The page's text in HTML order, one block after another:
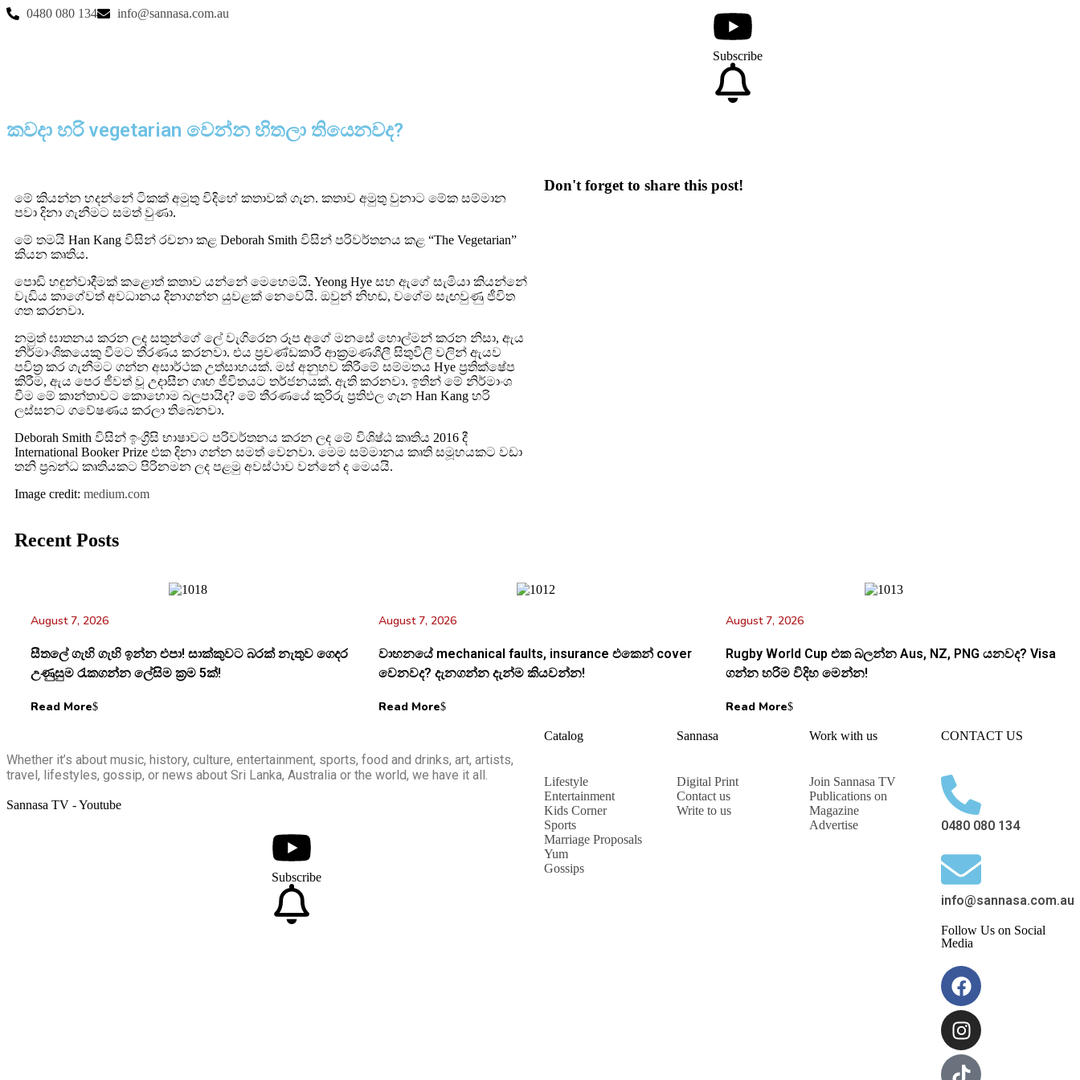
0480 080 134 info@sannasa.com.au
Subscribe
කවදා හරි vegetarian වෙන්න හිතලා තියෙනවද?
මේ කියන්න හදන්නේ ටිකක් අමුතු විදිහේ කතාවක් ගැන. කතාව අමුතු වුනාට මේක සම්මාන
පවා දිනා ගැනීමට සමත් වුණා.
මේ තමයි Han Kang විසින් රචනා කළ Deborah Smith විසින් පරිවර්තනය කළ “The Vegetarian”
කියන කෘතිය.
පොඩි හඳුන්වාදීමක් කළොත් කතාව යන්නේ මෙහෙමයි. Yeong Hye සහ ඇගේ සැමියා කියන්නේ
වැඩිය කාගේවත් අවධානය දිනාගන්න යුවළක් නෙවෙයි. ඔවුන් නිහඬ, වගේම සැඟවුණු ජීවිත
ගත කරනවා.
නමුත් ඝාතනය කරන ලද සතුන්ගේ ලේ වැගිරෙන රූප අගේ මනසේ හොල්මන් කරන නිසා, ඇය
නිර්මාංශිකයෙකු වීමට තීරණය කරනවා. එය ප්‍රචණ්ඩකාරී ආක්‍රමණශීලී සිතුවිලි වලින් ඇයව
පවිත්‍ර කර ගැනීමට ගන්න අසාර්ථක උත්සාහයක්. මස් අනුභව කිරීමේ සම්මතය Hye ප්‍රතික්ෂේප
කිරීම, ඇය පෙර ජීවත් වූ උදාසීන ගෘහ ජීවිතයට තර්ජනයක්. ඇති කරනවා. ඉතින් මේ නිර්මාංශ
වීම මේ කාන්තාවට කොහොම බලපායිද? මේ තීරණයේ කුරිරු ප්‍රතිඵල ගැන Han Kang හරි
ලස්සනට ගවේෂණය කරලා තිබෙනවා.
Deborah Smith විසින් ඉංග්‍රීසි භාෂාවට පරිවර්තනය කරන ලද මේ විශිෂ්ඨ කෘතිය 2016 දී
International Booker Prize එක දිනා ගන්න සමත් වෙනවා. මෙම සම්මානය කෘති සමූහයකට වඩා
තනි ප්‍රබන්ධ කෘතියකට පිරිනමන ලද පළමු අවස්ථාව වන්නේ ද මෙයයි.
Image credit: medium.com
Don't forget to share this post!
Recent Posts
August 7, 2026
සීතලේ ගැහි ගැහි ඉන්න එපා! සාක්කුවට බරක් නැතුව ගෙදර
උණුසුම රැකගන්න ලේසිම ක්‍රම 5ක්!
Read More
August 7, 2026
වාහනයේ mechanical faults, insurance එකෙන් cover
වෙනවද? දැනගන්න දැන්ම කියවන්න!
Read More
August 7, 2026
Rugby World Cup එක බලන්න Aus, NZ, PNG යනවද? Visa
ගන්න හරිම විදිහ මෙන්න!
Read More
Whether it’s about music, history, culture, entertainment, sports, food and drinks, art, artists,
travel, lifestyles, gossip, or news about Sri Lanka, Australia or the world, we have it all.
Sannasa TV - Youtube
Subscribe
Catalog
Lifestyle
Entertainment
Kids Corner
Sports
Marriage Proposals
Yum
Gossips
Sannasa
Digital Print
Contact us
Write to us
Work with us
Join Sannasa TV
Publications on
Magazine
Advertise
CONTACT US
0480 080 134
info@sannasa.com.au
Follow Us on Social
Media